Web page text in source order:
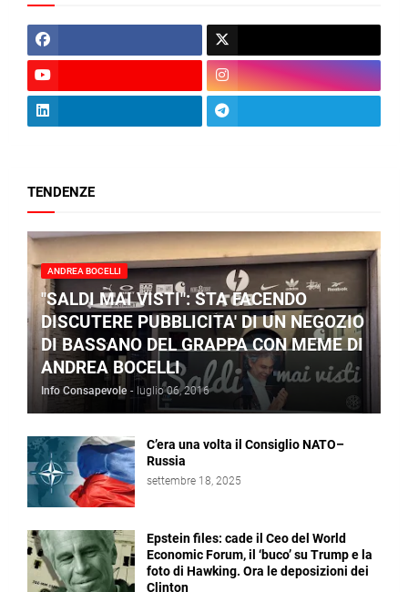
TENDENZE
ANDREA BOCELLI
"SALDI MAI VISTI": STA FACENDO
DISCUTERE PUBBLICITA' DI UN NEGOZIO
DI BASSANO DEL GRAPPA CON MEME DI
ANDREA BOCELLI
Info Consapevole - luglio 06, 2016
C’era una volta il Consiglio NATO–
Russia
settembre 18, 2025
Epstein files: cade il Ceo del World
Economic Forum, il ‘buco’ su Trump e la
foto di Hawking. Ora le deposizioni dei
Clinton